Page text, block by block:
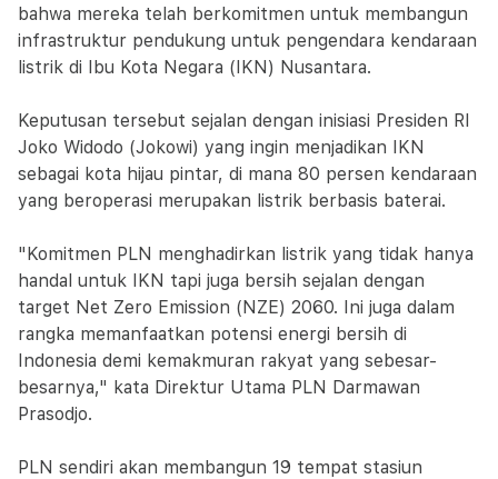
bahwa mereka telah berkomitmen untuk membangun
infrastruktur pendukung untuk pengendara kendaraan
listrik di Ibu Kota Negara (IKN) Nusantara.
Keputusan tersebut sejalan dengan inisiasi Presiden RI
Joko Widodo (Jokowi) yang ingin menjadikan IKN
sebagai kota hijau pintar, di mana 80 persen kendaraan
yang beroperasi merupakan listrik berbasis baterai.
"Komitmen PLN menghadirkan listrik yang tidak hanya
handal untuk IKN tapi juga bersih sejalan dengan
target Net Zero Emission (NZE) 2060. Ini juga dalam
rangka memanfaatkan potensi energi bersih di
Indonesia demi kemakmuran rakyat yang sebesar-
besarnya," kata Direktur Utama PLN Darmawan
Prasodjo.
PLN sendiri akan membangun 19 tempat stasiun